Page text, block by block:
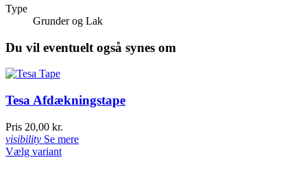
Type
Grunder og Lak
Du vil eventuelt også synes om
Tesa Afdækningstape
Pris 20,00 kr.
visibility Se mere
Vælg variant